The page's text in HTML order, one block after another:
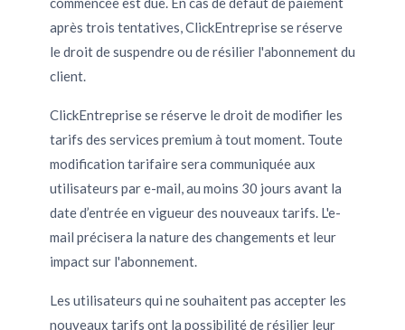
après trois tentatives, ClickEntreprise se réserve
le droit de suspendre ou de résilier l'abonnement du
client.
ClickEntreprise se réserve le droit de modifier les
tarifs des services premium à tout moment. Toute
modification tarifaire sera communiquée aux
utilisateurs par e-mail, au moins 30 jours avant la
date d’entrée en vigueur des nouveaux tarifs. L'e-
mail précisera la nature des changements et leur
impact sur l'abonnement.
Les utilisateurs qui ne souhaitent pas accepter les
nouveaux tarifs ont la possibilité de résilier leur